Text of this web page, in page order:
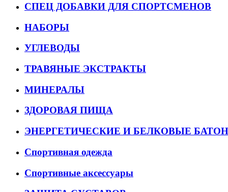
СПЕЦ ДОБАВКИ ДЛЯ СПОРТСМЕНОВ
НАБОРЫ
УГЛЕВОДЫ
ТРАВЯНЫЕ ЭКСТРАКТЫ
МИНЕРАЛЫ
ЗДОРОВАЯ ПИЩА
ЭНЕРГЕТИЧЕСКИЕ И БЕЛКОВЫЕ
Спортивная одежда
Спортивные аксессуары